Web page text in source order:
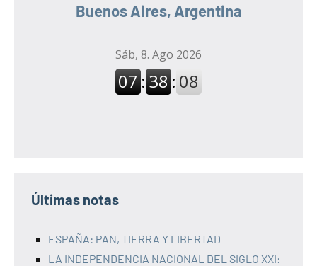
Buenos Aires, Argentina
Últimas notas
ESPAÑA: PAN, TIERRA Y LIBERTAD
LA INDEPENDENCIA NACIONAL DEL SIGLO XXI: